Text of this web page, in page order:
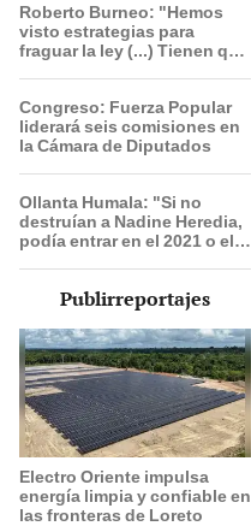
Roberto Burneo: "Hemos
visto estrategias para
fraguar la ley (...) Tienen que
Congreso: Fuerza Popular
liderará seis comisiones en
la Cámara de Diputados
Ollanta Humala: "Si no
destruían a Nadine Heredia,
podía entrar en el 2021 o el
Publirreportajes
Electro Oriente impulsa
energía limpia y confiable en
las fronteras de Loreto